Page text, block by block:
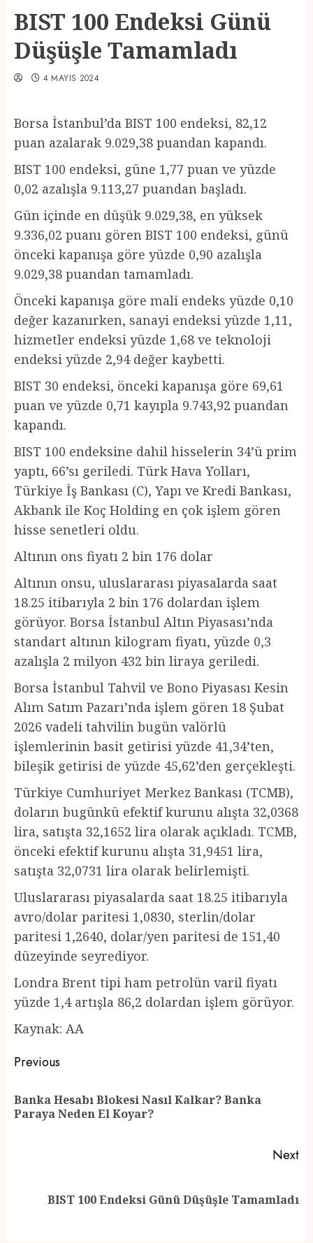
BIST 100 Endeksi Günü
Düşüşle Tamamladı
4 MAYIS 2024
Borsa İstanbul’da BIST 100 endeksi, 82,12
puan azalarak 9.029,38 puandan kapandı.
BIST 100 endeksi, güne 1,77 puan ve yüzde
0,02 azalışla 9.113,27 puandan başladı.
Gün içinde en düşük 9.029,38, en yüksek
9.336,02 puanı gören BIST 100 endeksi, günü
önceki kapanışa göre yüzde 0,90 azalışla
9.029,38 puandan tamamladı.
Önceki kapanışa göre mali endeks yüzde 0,10
değer kazanırken, sanayi endeksi yüzde 1,11,
hizmetler endeksi yüzde 1,68 ve teknoloji
endeksi yüzde 2,94 değer kaybetti.
BIST 30 endeksi, önceki kapanışa göre 69,61
puan ve yüzde 0,71 kayıpla 9.743,92 puandan
kapandı.
BIST 100 endeksine dahil hisselerin 34’ü prim
yaptı, 66’sı geriledi. Türk Hava Yolları,
Türkiye İş Bankası (C), Yapı ve Kredi Bankası,
Akbank ile Koç Holding en çok işlem gören
hisse senetleri oldu.
Altının ons fiyatı 2 bin 176 dolar
Altının onsu, uluslararası piyasalarda saat
18.25 itibarıyla 2 bin 176 dolardan işlem
görüyor. Borsa İstanbul Altın Piyasası’nda
standart altının kilogram fiyatı, yüzde 0,3
azalışla 2 milyon 432 bin liraya geriledi.
Borsa İstanbul Tahvil ve Bono Piyasası Kesin
Alım Satım Pazarı’nda işlem gören 18 Şubat
2026 vadeli tahvilin bugün valörlü
işlemlerinin basit getirisi yüzde 41,34’ten,
bileşik getirisi de yüzde 45,62’den gerçekleşti.
Türkiye Cumhuriyet Merkez Bankası (TCMB),
doların bugünkü efektif kurunu alışta 32,0368
lira, satışta 32,1652 lira olarak açıkladı. TCMB,
önceki efektif kurunu alışta 31,9451 lira,
satışta 32,0731 lira olarak belirlemişti.
Uluslararası piyasalarda saat 18.25 itibarıyla
avro/dolar paritesi 1,0830, sterlin/dolar
paritesi 1,2640, dolar/yen paritesi de 151,40
düzeyinde seyrediyor.
Londra Brent tipi ham petrolün varil fiyatı
yüzde 1,4 artışla 86,2 dolardan işlem görüyor.
Kaynak: AA
Post
navigation
Previous
Banka Hesabı Blokesi Nasıl Kalkar? Banka
Paraya Neden El Koyar?
Next
BIST 100 Endeksi Günü Düşüşle Tamamladı